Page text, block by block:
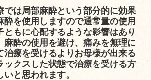
では局部麻酔という部分的に効果
酔を使用しますので通常量の使用
ともに心配するような影響はあり
麻酔の使用を避け、痛みを無理に
治療を受けるよりお母様が出来る
ックスした状態で治療を受ける方
いと思われます。